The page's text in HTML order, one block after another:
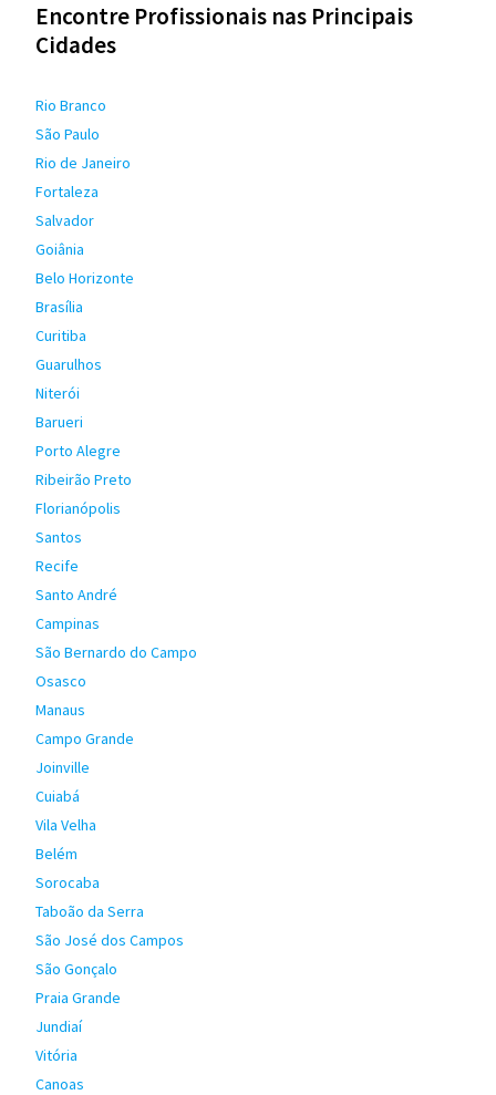
Encontre Profissionais nas Principais
Cidades
Rio Branco
São Paulo
Rio de Janeiro
Fortaleza
Salvador
Goiânia
Belo Horizonte
Brasília
Curitiba
Guarulhos
Niterói
Barueri
Porto Alegre
Ribeirão Preto
Florianópolis
Santos
Recife
Santo André
Campinas
São Bernardo do Campo
Osasco
Manaus
Campo Grande
Joinville
Cuiabá
Vila Velha
Belém
Sorocaba
Taboão da Serra
São José dos Campos
São Gonçalo
Praia Grande
Jundiaí
Vitória
Canoas